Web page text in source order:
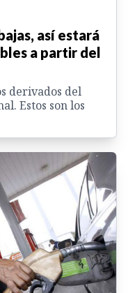
así estará
a partir del
derivados del
Estos son los